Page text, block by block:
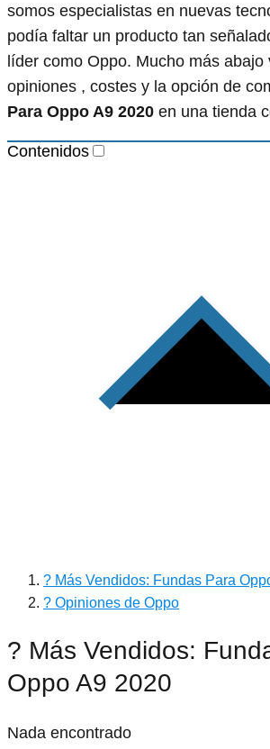
somos especialistas en nuevas
podía faltar un producto tan
líder como Oppo. Mucho más abajo
opiniones , costes y la opción de
Para Oppo A9 2020 en una tienda
Contenidos
? Más Vendidos: Fundas Para
? Opiniones de Oppo
? Más Vendidos:
Oppo A9 2020
Nada encontrado